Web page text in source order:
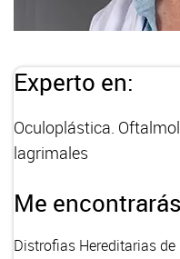
Experto en:
Oculoplástica.
lagrimales
Me
Distrofias Hereditarias de